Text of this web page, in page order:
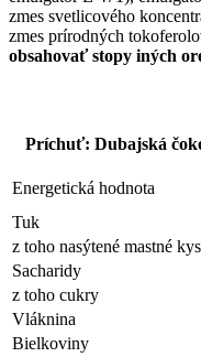
zmes svetlicového
zmes prírodných
obsahovať stopy iných
Príchuť: Dubajská
Energetická hodnota
Tuk
z toho nasýtené mastné
Sacharidy
z toho cukry
Vláknina
Bielkoviny